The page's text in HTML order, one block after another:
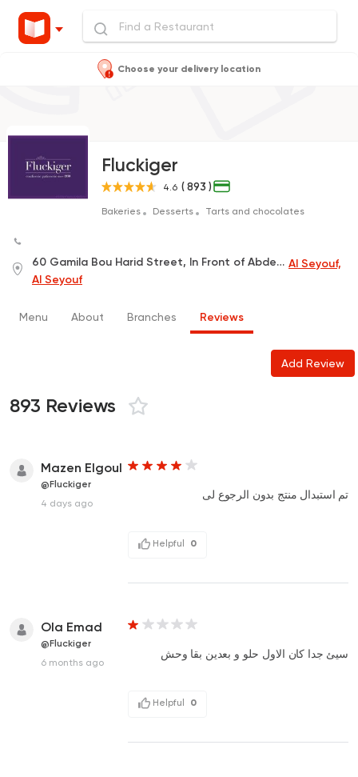
Choose your delivery location
Fluckiger
4.6 ( 893 )
Bakeries Desserts Tarts and chocolates
60 Gamila Bou Harid Street, In Front of Abdel Wahhab Village Al Seyouf,
Al Seyouf
Menu About Branches Reviews
Add Review
893 Reviews
Mazen Elgoul
@Fluckiger
4 days ago
تم استبدال منتج بدون الرجوع لى
Helpful 0
Ola Emad
@Fluckiger
6 months ago
سيئ جدا كان الاول حلو و بعدين بقا وحش
Helpful 0